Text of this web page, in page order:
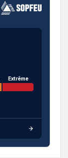
Extrême